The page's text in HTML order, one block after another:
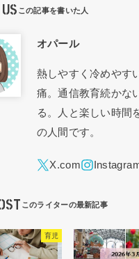
オパール
熱しやすく冷めやす
痛。通信教育続かな
る。人と楽しい時間
の人間です。
育児